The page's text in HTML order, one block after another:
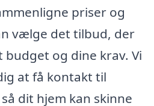
priser og
vælge det tilbud, der
og dine krav. Vi
at få kontakt til
dit hjem kan skinne